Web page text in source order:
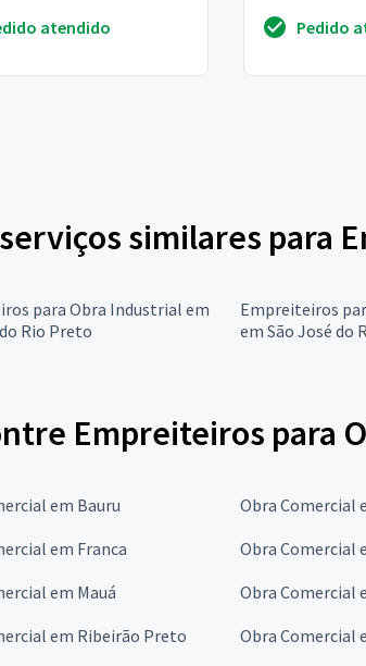
atendido
escada e a...
Pedido
similares para
para Obra Industrial em
Rio Preto
Empreiteiros
em São José do
Empreiteiros para
em Bauru Obra Comercial
em Franca
Obra Comercial
em Mauá
Obra Comercial
em Ribeirão Preto
Obra Comercial